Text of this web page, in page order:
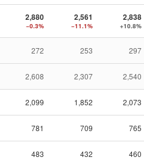
2,880
−0.3%
2,561
−11.1%
2,838
+10.8%
272 253 297
2,608 2,307 2,540
2,099 1,852 2,073
781 709 765
483 432 460